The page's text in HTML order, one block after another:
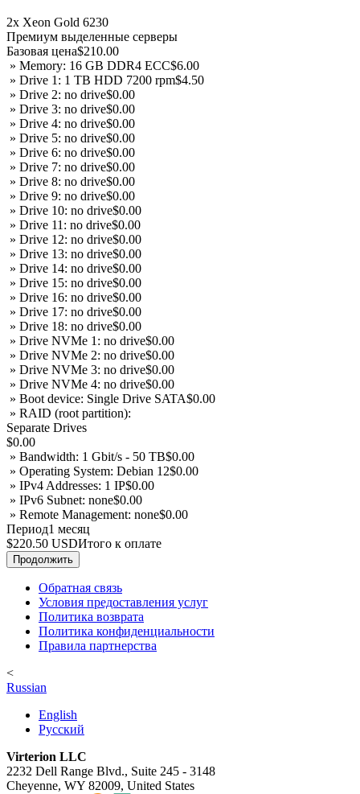
2x Xeon Gold 6230
Премиум выделенные серверы
Базовая цена$210.00
» Memory: 16 GB DDR4 ECC$6.00
» Drive 1: 1 TB HDD 7200 rpm$4.50
» Drive 2: no drive$0.00
» Drive 3: no drive$0.00
» Drive 4: no drive$0.00
» Drive 5: no drive$0.00
» Drive 6: no drive$0.00
» Drive 7: no drive$0.00
» Drive 8: no drive$0.00
» Drive 9: no drive$0.00
» Drive 10: no drive$0.00
» Drive 11: no drive$0.00
» Drive 12: no drive$0.00
» Drive 13: no drive$0.00
» Drive 14: no drive$0.00
» Drive 15: no drive$0.00
» Drive 16: no drive$0.00
» Drive 17: no drive$0.00
» Drive 18: no drive$0.00
» Drive NVMe 1: no drive$0.00
» Drive NVMe 2: no drive$0.00
» Drive NVMe 3: no drive$0.00
» Drive NVMe 4: no drive$0.00
» Boot device: Single Drive SATA$0.00
» RAID (root partition):
Separate Drives
$0.00
» Bandwidth: 1 Gbit/s - 50 TB$0.00
» Operating System: Debian 12$0.00
» IPv4 Addresses: 1 IP$0.00
» IPv6 Subnet: none$0.00
» Remote Management: none$0.00
Период1 месяц
$220.50 USDИтого к оплате
Продолжить
Обратная связь
Условия предоставления услуг
Политика возврата
Политика конфиденциальности
Правила партнерства
<
Russian
English
Русский
Virterion LLC
2232 Dell Range Blvd., Suite 245 - 3148
Cheyenne, WY 82009, United States